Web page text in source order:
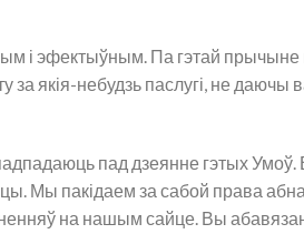
і эфектыўным. Па гэтай прычыне
за якія-небудзь паслугі, не
пад дзеянне гэтых
Мы пакідаем за сабой права
на нашым сайце. Вы